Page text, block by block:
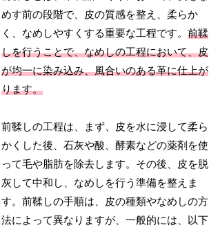
めす前の段階で、皮の質感を整え、柔らか
く、なめしやすくする重要な工程です。前鞣
しを行うことで、なめしの工程において、皮
が均一に染み込み、風合いのある革に仕上が
ります。
前鞣しの工程は、まず、皮を水に浸して柔ら
かくした後、石灰や酸、酵素などの薬剤を使
って毛や脂肪を除去します。その後、皮を脱
灰して中和し、なめしを行う準備を整えま
す。前鞣しの手順は、皮の種類やなめしの方
法によって異なりますが、一般的には、以下